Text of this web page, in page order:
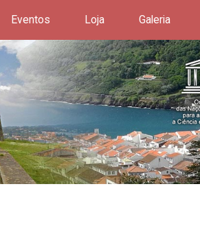
Eventos Loja Galeria